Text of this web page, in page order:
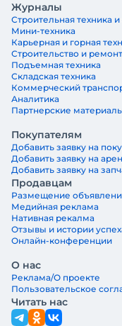
Журналы
Строительная техника
Мини-техника
Карьерная и горная
Строительство и
Подъемная техника
Складская техника
Коммерческий
Аналитика
Партнерские
Покупателям
Добавить заявку на
Добавить заявку на
Добавить заявку на
Продавцам
Размещение
Медийная реклама
Нативная рекалма
Отзывы и истории
Онлайн-конференции
О нас
Реклама/О проекте
Пользовательское
Читать нас